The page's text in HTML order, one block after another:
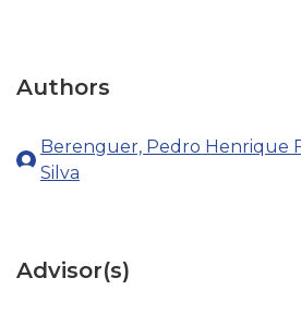
Authors
Berenguer, Pedro Henrique
Silva
Advisor(s)